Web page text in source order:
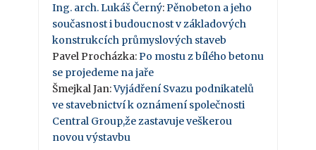
Ing. arch. Lukáš Černý: Pěnobeton a jeho
současnost i budoucnost v základových
konstrukcích průmyslových staveb
Pavel Procházka: Po mostu z bílého betonu
se projedeme na jaře
Šmejkal Jan:Vyjádření Svazu podnikatelů
ve stavebnictví k oznámení společnosti
Central Group,že zastavuje veškerou
novou výstavbu